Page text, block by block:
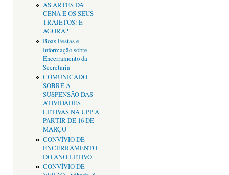
AS ARTES DA
CENA E OS SEUS
TRAJETOS: E
AGORA?
Boas Festas e
Informação sobre
Encerramento da
Secretaria
COMUNICADO
SOBRE A
SUSPENSÃO DAS
ATIVIDADES
LETIVAS NA UPP A
PARTIR DE 16 DE
MARÇO
CONVÍVIO DE
ENCERRAMENTO
DO ANO LETIVO
CONVÍVIO DE